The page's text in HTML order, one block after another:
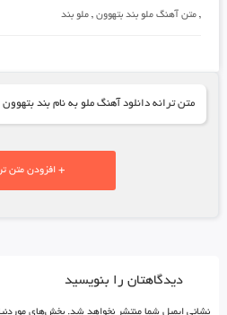
, متن آهنگ ملو بند بتهوون, ملو بند
متن ترانه دانلود آهنگ ملو به نام بند بتهوون
+ افزودن متن
دیدگاهتان را بنویسید
نشانی ایمیل شما منتشر نخواهد شد. بخش‌های